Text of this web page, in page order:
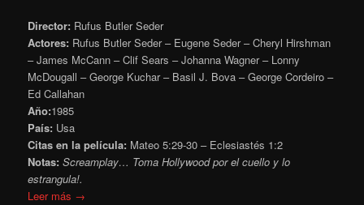
Director: Rufus Butler Seder
Actores: Rufus Butler Seder – Eugene Seder – Cheryl Hirshman
– James McCann – Clif Sears – Johanna Wagner – Lonny
McDougall – George Kuchar – Basil J. Bova – George Cordeiro –
Ed Callahan
Año:1985
País: Usa
Citas en la película: Mateo 5:29-30 – Eclesiastés 1:2
Notas:Screamplay… Toma Hollywood por el cuello y lo
estrangula!.
Leer más →